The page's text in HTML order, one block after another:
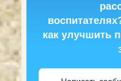
как улучшить